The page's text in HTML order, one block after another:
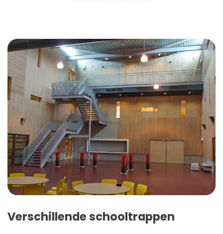
Verschillende schooltrappen